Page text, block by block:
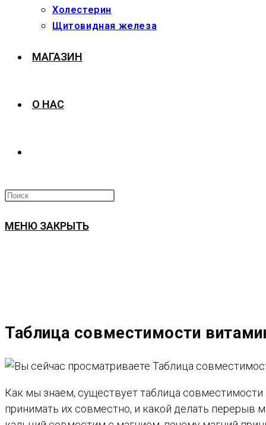
Холестерин
Щитовидная железа
МАГАЗИН
О НАС
ПОИСК
САЙТУ
МЕНЮ ЗАКРЫТЬ
Таблица совместимости
Как мы знаем, существует таблица
принимать их совместно, и какой делать